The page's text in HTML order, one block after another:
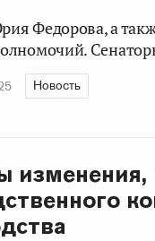
Федорова, а
Новость
изменения,